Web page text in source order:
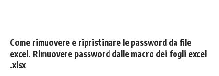
Come rimuovere e ripristinare le password da file
excel. Rimuovere password dalle macro dei fogli excel
.xlsx